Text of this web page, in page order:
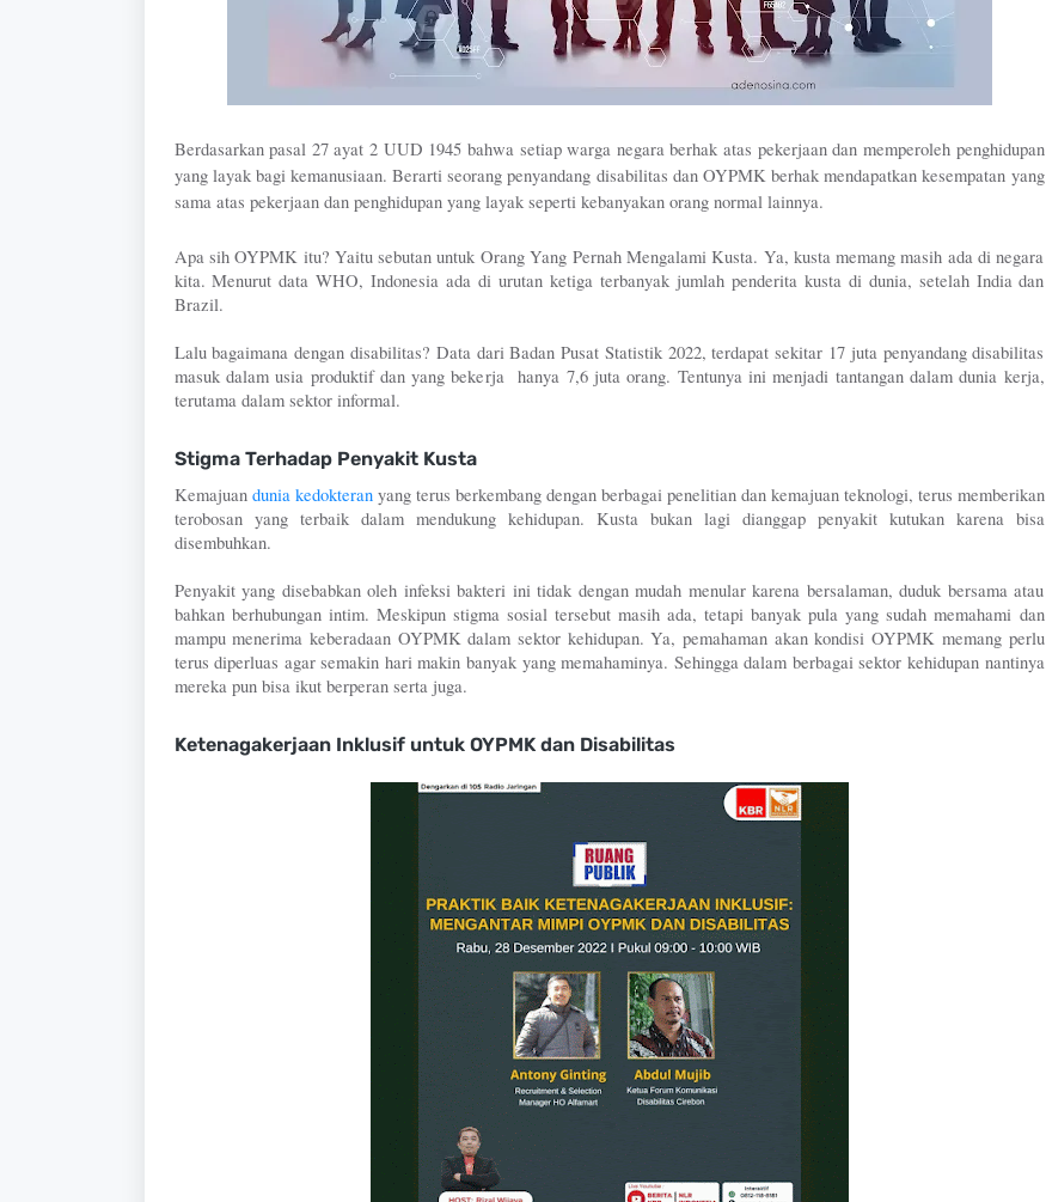
Berdasarkan pasal 27 ayat 2 UUD 1945 bahwa setiap warga negara berhak atas pekerjaan dan memperoleh penghidupan
yang layak bagi kemanusiaan. Berarti seorang penyandang disabilitas dan OYPMK berhak mendapatkan kesempatan yang
sama atas pekerjaan dan penghidupan yang layak seperti kebanyakan orang normal lainnya.
Apa sih OYPMK itu? Yaitu sebutan untuk Orang Yang Pernah Mengalami Kusta. Ya, kusta memang masih ada di negara
kita. Menurut data WHO, Indonesia ada di urutan ketiga terbanyak jumlah penderita kusta di dunia, setelah India dan
Brazil.
Lalu bagaimana dengan disabilitas? Data dari Badan Pusat Statistik 2022, terdapat sekitar 17 juta penyandang disabilitas
masuk dalam usia produktif dan yang bekerja  hanya 7,6 juta orang. Tentunya ini menjadi tantangan dalam dunia kerja,
terutama dalam sektor informal.
Stigma Terhadap Penyakit Kusta
Kemajuan dunia kedokteran yang terus berkembang dengan berbagai penelitian dan kemajuan teknologi, terus memberikan
terobosan yang terbaik dalam mendukung kehidupan. Kusta bukan lagi dianggap penyakit kutukan karena bisa
disembuhkan.
Penyakit yang disebabkan oleh infeksi bakteri ini tidak dengan mudah menular karena bersalaman, duduk bersama atau
bahkan berhubungan intim. Meskipun stigma sosial tersebut masih ada, tetapi banyak pula yang sudah memahami dan
mampu menerima keberadaan OYPMK dalam sektor kehidupan. Ya, pemahaman akan kondisi OYPMK memang perlu
terus diperluas agar semakin hari makin banyak yang memahaminya. Sehingga dalam berbagai sektor kehidupan nantinya
mereka pun bisa ikut berperan serta juga.
Ketenagakerjaan Inklusif untuk OYPMK dan Disabilitas